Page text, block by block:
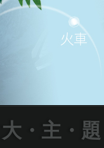
・主・題